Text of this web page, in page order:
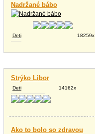
Nadržané bábo
Deti 18259x
Strýko Libor
Deti 14162x
Ako to bolo so zdravou